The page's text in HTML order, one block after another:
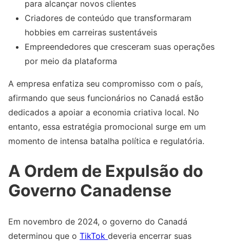
para alcançar novos clientes
Criadores de conteúdo que transformaram
hobbies em carreiras sustentáveis
Empreendedores que cresceram suas operações
por meio da plataforma
A empresa enfatiza seu compromisso com o país,
afirmando que seus funcionários no Canadá estão
dedicados a apoiar a economia criativa local. No
entanto, essa estratégia promocional surge em um
momento de intensa batalha política e regulatória.
A Ordem de Expulsão do
Governo Canadense
Em novembro de 2024, o governo do Canadá
determinou que o TikTok deveria encerrar suas